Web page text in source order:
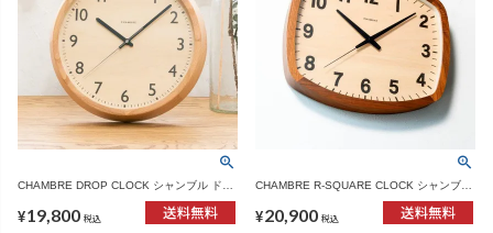
CHAMBRE DROP CLOCK シャンブル ドロ
ップクロック オーク | インテリア雑貨・掛
け時計
¥19,800 税込
CHAMBRE R-SQUARE CLOCK シャンブル
アールスクエアクロック ウォルナット | イ
ンテリア雑貨・掛け時計
¥20,900 税込